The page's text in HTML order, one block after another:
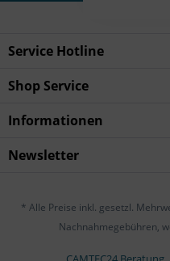
Service Hotline
Shop Service
Informationen
Newsletter
* Alle Preise inkl. gesetzl.
Nachnahmegebühren,